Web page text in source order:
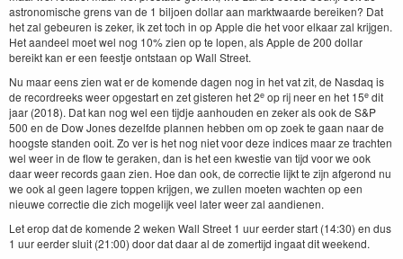
astronomis­che grens van de 1 biljoen dol­lar aan mark­t­waarde bereiken? Dat
het zal gebeuren is zek­er, ik zet toch in op Apple die het voor elka­ar zal kri­j­gen.
Het aan­deel moet wel nog 10% zien op te lopen, als Apple de 200 dol­lar
bereikt kan er een feestje ontstaan op Wall Street.
Nu maar eens zien wat er de komende dagen nog in het vat zit, de Nas­daq is
de recor­dreeks weer opges­tart en zet gis­teren het2e op rij neer en het 15e dit
jaar (2018). Dat kan nog wel een tijd­je aan­houden en zek­er als ook de S&P
500 en de Dow Jones dezelfde plan­nen hebben om op zoek te gaan naar de
hoog­ste standen ooit. Zo ver is het nog niet voor deze indices maar ze tra­cht­en
wel weer in de flow te ger­ak­en, dan is het een kwest­ie van tijd voor we ook
daar weer records gaan zien. Hoe dan ook, de cor­rec­tie lijkt te zijn afgerond nu
we ook al geen lagere top­pen kri­j­gen, we zullen moeten wacht­en op een
nieuwe cor­rec­tie die zich mogelijk veel lat­er weer zal aandienen.
Let erop dat de komende 2 weken Wall Street 1 uur eerder start (14:30) en dus
1 uur eerder sluit (21:00) door dat daar al de zomer­ti­jd ingaat dit weekend.